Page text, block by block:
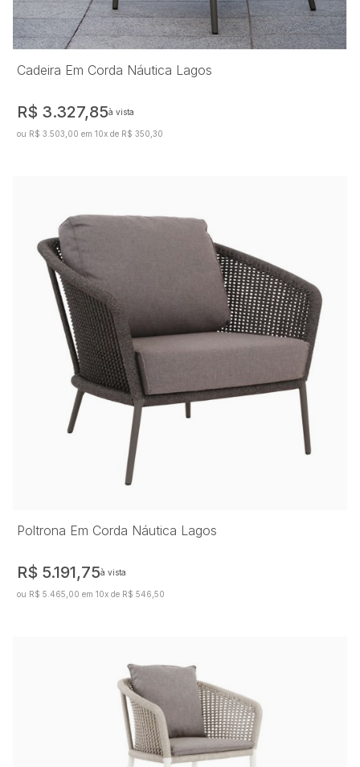
Cadeira Em Corda Náutica Lagos
R$ 3.327,85à vista
ou R$ 3.503,00 em 10x de R$ 350,30
Poltrona Em Corda Náutica Lagos
R$ 5.191,75à vista
ou R$ 5.465,00 em 10x de R$ 546,50